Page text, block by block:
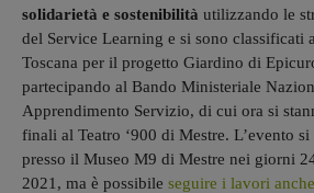
solidarietà e sostenibilità utilizzando le
del Service Learning e si sono classificati
Toscana per il progetto Giardino di
partecipando al Bando Ministeriale
Apprendimento Servizio, di cui ora si
finali al Teatro ‘900 di Mestre. L’evento si
presso il Museo M9 di Mestre nei giorni
2021, ma è possibile seguire i lavori